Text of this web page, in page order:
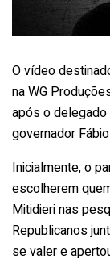
O vídeo
na WG
após o delegado
governador
Inicialmente, o
escolherem
Mitidieri nas
Republicanos
se valer e